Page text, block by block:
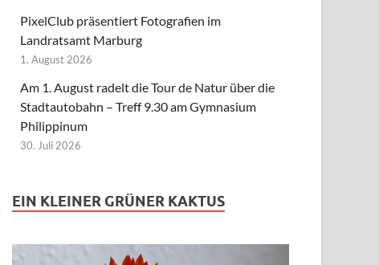
PixelClub präsentiert Fotografien im
Landratsamt Marburg
1. August 2026
Am 1. August radelt die Tour de Natur über die
Stadtautobahn – Treff 9.30 am Gymnasium
Philippinum
30. Juli 2026
EIN KLEINER GRÜNER KAKTUS